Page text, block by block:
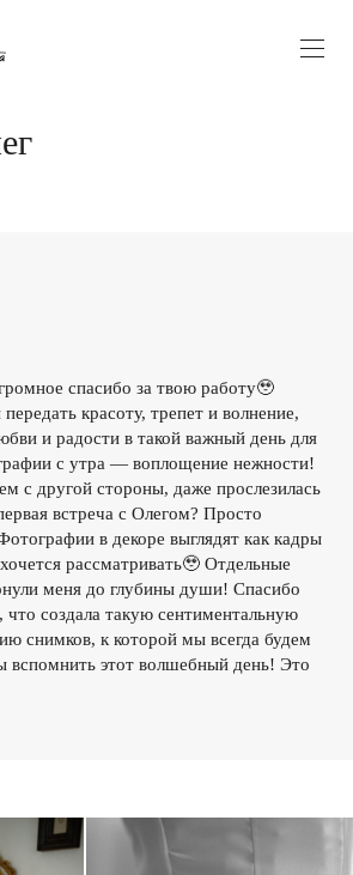
спасибо за твою работу🥹
красоту, трепет и волнение,
и радости в такой важный день для
с утра — воплощение нежности!
с другой стороны, даже прослезилась
встреча с Олегом? Просто
в декоре выглядят как кадры
рассматривать🥹 Отдельные
меня до глубины души! Спасибо
что создала такую сентиментальную
снимков, к которой мы всегда будем
вспомнить этот волшебный день! Это